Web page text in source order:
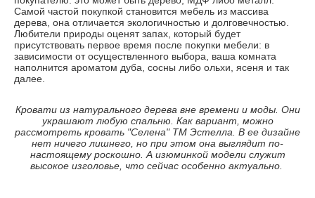
Самой частой покупкой становится мебель из массива
дерева, она отличается экологичностью и долговечностью.
Любители природы оценят запах, который будет
присутствовать первое время после покупки мебели: в
зависимости от осуществленного выбора, ваша комната
наполнится ароматом дуба, сосны либо ольхи, ясеня и так
далее.
Кровати из натурального дерева вне времени и моды. Они
украшают любую спальню. Как вариант, можно
рассмотреть кровать "Селена" ТМ Эстелла. В ее дизайне
нет ничего лишнего, но при этом она выглядит по-
настоящему роскошно. А изюминкой модели служит
высокое изголовье, что сейчас особенно актуально.